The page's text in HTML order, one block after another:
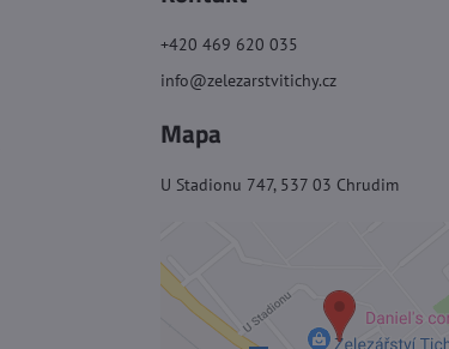
+420 469 620 035
info@zelezarstvitichy.cz
Mapa
U Stadionu 747, 537 03 Chrudim